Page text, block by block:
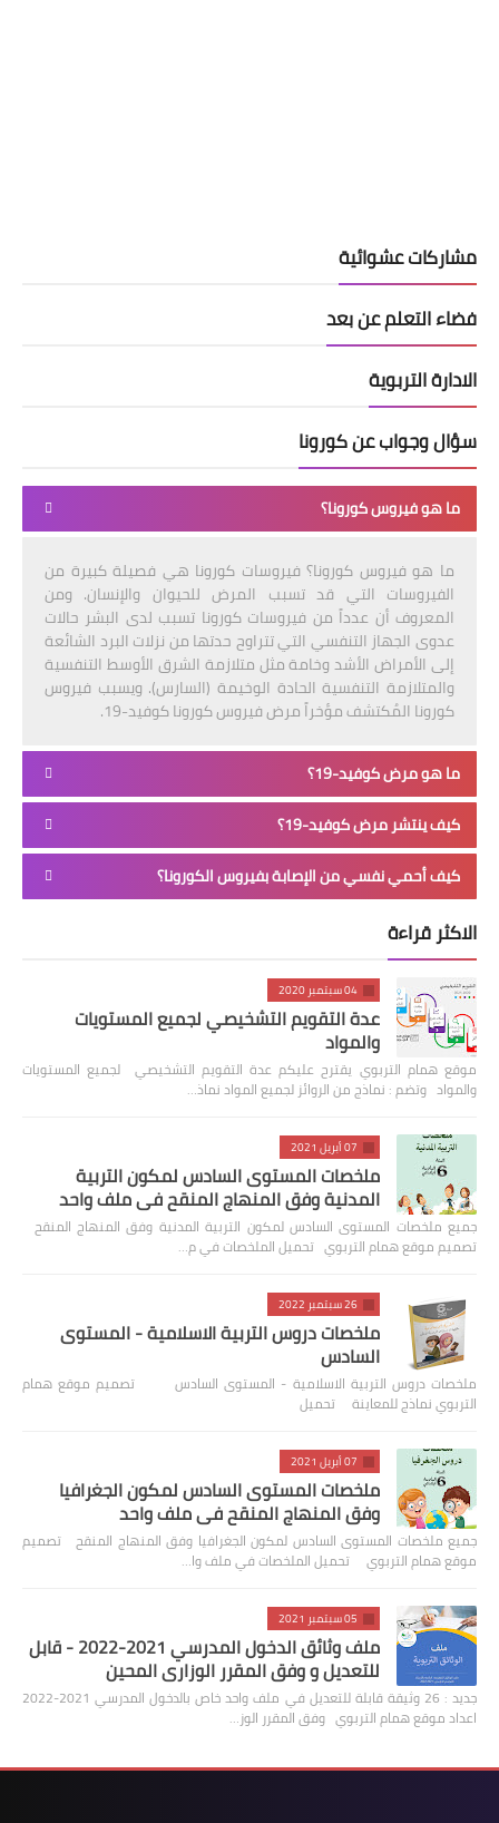
مشاركات عشوائية
فضاء التعلم عن بعد
الادارة التربوية
سؤال وجواب عن كورونا
ما هو فيروس كورونا؟
ما هو فيروس كورونا؟ فيروسات كورونا هي فصيلة كبيرة من
الفيروسات التي قد تسبب المرض للحيوان والإنسان. ومن
المعروف أن عدداً من فيروسات كورونا تسبب لدى البشر حالات
عدوى الجهاز التنفسي التي تتراوح حدتها من نزلات البرد الشائعة
إلى الأمراض الأشد وخامة مثل متلازمة الشرق الأوسط التنفسية
والمتلازمة التنفسية الحادة الوخيمة (السارس). ويسبب فيروس
كورونا المُكتشف مؤخراً مرض فيروس كورونا كوفيد-19.
ما هو مرض كوفيد-19؟
كيف ينتشر مرض كوفيد-19؟
كيف أحمي نفسي من الإصابة بفيروس الكورونا؟
الاكثر قراءة
04 سبتمبر 2020
عدة التقويم التشخيصي لجميع المستويات
والمواد
موقع همام التربوي يقترح عليكم عدة التقويم التشخيصي لجميع المستويات
والمواد وتضم : نماذج من الروائز لجميع المواد نماذ…
07 أبريل 2021
ملخصات المستوى السادس لمكون التربية
المدنية وفق المنهاج المنقح في ملف واحد
جميع ملخصات المستوى السادس لمكون التربية المدنية وفق المنهاج المنقح
تصميم موقع همام التربوي تحميل الملخصات في م…
26 سبتمبر 2022
ملخصات دروس التربية الاسلامية - المستوى
السادس
ملخصات دروس التربية الاسلامية - المستوى السادس تصميم موقع همام
التربوي نماذج للمعاينة تحميل
07 أبريل 2021
ملخصات المستوى السادس لمكون الجغرافيا
وفق المنهاج المنقح في ملف واحد
جميع ملخصات المستوى السادس لمكون الجغرافيا وفق المنهاج المنقح تصميم
موقع همام التربوي تحميل الملخصات في ملف وا…
05 سبتمبر 2021
ملف وثائق الدخول المدرسي 2021-2022 - قابل
للتعديل و وفق المقرر الوزاري المحين
جديد : 26 وثيقة قابلة للتعديل في ملف واحد خاص بالدخول المدرسي 2021-2022
اعداد موقع همام التربوي وفق المقرر الوز…